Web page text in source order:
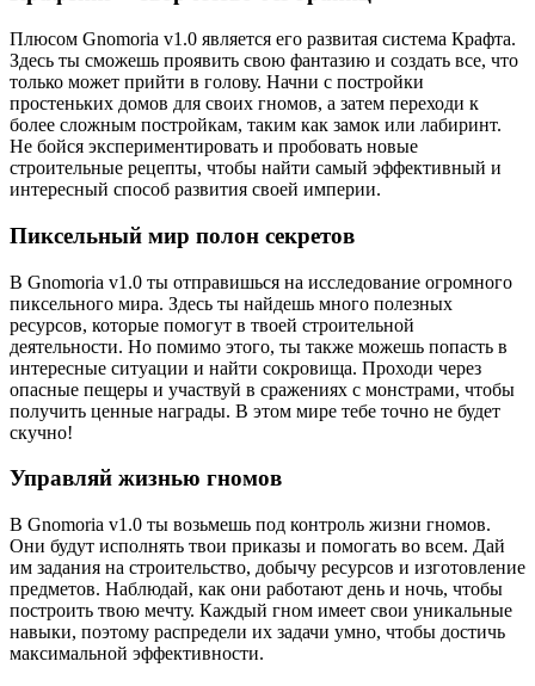
Плюсом Gnomoria v1.0 является его развитая система Крафта.
Здесь ты сможешь проявить свою фантазию и создать все, что
только может прийти в голову. Начни с постройки
простеньких домов для своих гномов, а затем переходи к
более сложным постройкам, таким как замок или лабиринт.
Не бойся экспериментировать и пробовать новые
строительные рецепты, чтобы найти самый эффективный и
интересный способ развития своей империи.
Пиксельный мир полон секретов
В Gnomoria v1.0 ты отправишься на исследование огромного
пиксельного мира. Здесь ты найдешь много полезных
ресурсов, которые помогут в твоей строительной
деятельности. Но помимо этого, ты также можешь попасть в
интересные ситуации и найти сокровища. Проходи через
опасные пещеры и участвуй в сражениях с монстрами, чтобы
получить ценные награды. В этом мире тебе точно не будет
скучно!
Управляй жизнью гномов
В Gnomoria v1.0 ты возьмешь под контроль жизни гномов.
Они будут исполнять твои приказы и помогать во всем. Дай
им задания на строительство, добычу ресурсов и изготовление
предметов. Наблюдай, как они работают день и ночь, чтобы
построить твою мечту. Каждый гном имеет свои уникальные
навыки, поэтому распредели их задачи умно, чтобы достичь
максимальной эффективности.